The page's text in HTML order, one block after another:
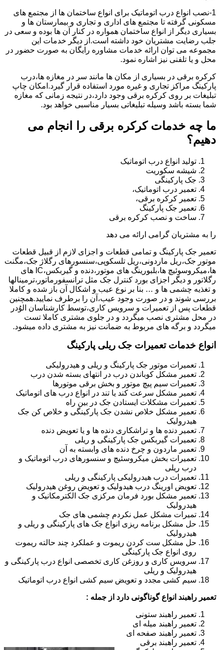
1-نصب انواع درب اتوماتیک برای انواع ساختمان ها از مجتمع های
مسکونی گرفته تا مجتمع های اداری و تجاری و بیمارستان ها و
بسیاری دیگر از انواع ساختمان همواره در کنار آن ها بوده و سعی در
جلب رضایت مشتریان خود داشته است.از دیگر خدمات این
مجموعه می توان ارائه خدمات مشاوره رایگان به صورت حضور در
محل و یا تلفنی نیز اشاره نمود.
کرکره برقی در بسیاری از مکان ها مانند سر در مغازه ها،درب
پارکینگ مراکز تجاری و غیره مورد استفاده قرار گیرد.امکان چاپ
تبلیغات بر روی کرکره برقی وجود دارد،در نتیجه زمانی که مغازه
شما بسته باشد وسیله تبلیغاتی بسیار مناسبی خواهد بود.
ما چه خدمات کرکره برقی را انجام می
دهیم؟
تولید انواع درب اتوماتیک
شیشه سکوریت
جک پارکینگی
تعمیر درب اتوماتیک،
تعمیر کرکره برقی،
تعمیر جک پارکینگ
ساخت و نصب کرکره برقی
را به مشتریان گرامی ارائه می دهد
تعمیر جک پارکینگ و تمامی قطعات و اجزای لازم از قبیل قطعات
موتور جک،ریل ماردونی،ریل تلسکوپی،سنسورهای رگلاژ جک،مگنت
ها،میکروسوئیچ ها،بلبورینگ های موتور،دنده و گیربکس،IC های
رگلاتور و دیگر اجزای بورد کنترل جک مثل ترانسفورماتور،ترمینالها
و تغذیه چشمی ها و … بنا بر نوع عیب و اشکال آن باز شده و کاملا
بررسی شوند و در صورت وجود عیب،آن را برطرف نمایید.همچنین
قطعات پس از تعمیرات و سرویس کاری،توسط کارشناسان الوُدر
در محل مشتری نصب میگردد و در جلوی مشتری کاملا تست
میگردد و برگه های مربوط به ضمانت نیز به مشتری داده میشود.
انواع خدمات تعمیرات جک ریلی پارکینگ
تعمیرات موتور جک پارکینگ و ریلی و هیدرولیکی
تعمیر مشکل کوباندن درب در انتهای بسته شدن درب
تعمیرات سیم پیچ موتور و بخش برقی موتورها
تعمیر مشکل سرعت کند یا تند در انواع درب های اتوماتیک
تعمیرات مشکلات ایستادن جک در بین راه
تعمیر مشکل خلاص نشدن جک پارکینگی و خلاص کن جک
هیدرولیک
تعمیر دنده ها و تراشکاری دنده ها و یا تعویض دنده
تعمیرات گیربکس جک پارکینگی و ریلی
تعمیر ماردون و چرخ دنده های وابسته به آن
تعمیرات بخش میکروسئیچ و سنسورهای درب اتوماتیک و
درب ریلی
تعمیرات درب هیدرولیکی پارکینگی و ریلی
تعویض اورینگ درب هیدولیک و تعویض روغن هیدرولیک
تعمیر مشکل بورد فرمان مرکزی جک الکترمکانیک و
هیدرولیک
تمیرات مشکل عمل نکردم چشمی های جک
حل مشکل برنامه ریزی انواع جک های پارکینگی و ریلی و
هیدرولیک
حل مشکل ست کردن ریموت و عملکرد چند حالته ریموت
روی انواع جک پارکینگی
سرویس کاری و روزغن کاری تخصصی انواع درب پارکینگی و
هیدرولیک و ریلی
سیم کشی مجدد و تعویض سیم کشی انواع درب اتوماتیک
تعمیر راهبند انواع گوناگونی دارد از جمله :
تعمیر راهبند ستونی
تعمیر راهبند میله ای
تعمیر راهبند صفحه ای
تعمیر راهبند برقی